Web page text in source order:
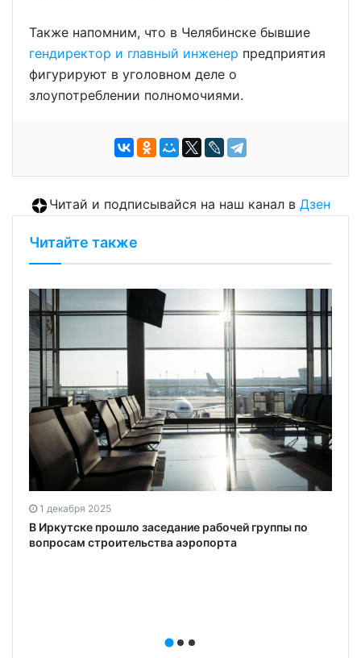
Также напомним, что в Челябинске бывшие
гендиректор и главный инженер предприятия
фигурируют в уголовном деле о
злоупотреблении полномочиями.
Читай и подписывайся на наш канал в Дзен
Читайте также
1 декабря 2025
В Иркутске прошло заседание рабочей группы по
вопросам строительства аэропорта